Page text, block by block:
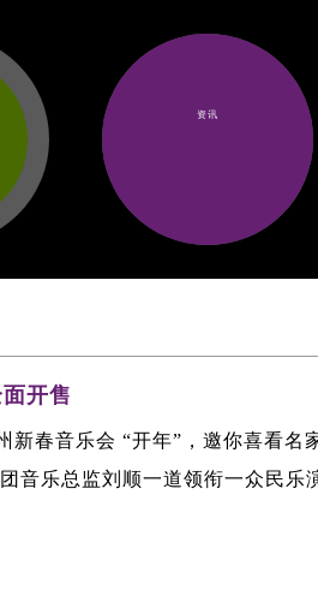
资讯
开售
春音乐会 “开年”，邀你喜看名
乐总监刘顺一道领衔一众民乐